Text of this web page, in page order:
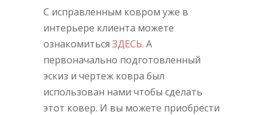
С исправленным ковром уже в
интерьере клиента можете
ознакомиться ЗДЕСЬ. А
первоначально подготовленный
эскиз и чертеж ковра был
использован нами чтобы сделать
этот ковер. И вы можете приобрести